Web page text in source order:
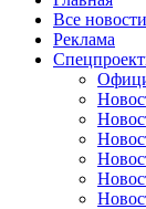
Все новости
Реклама